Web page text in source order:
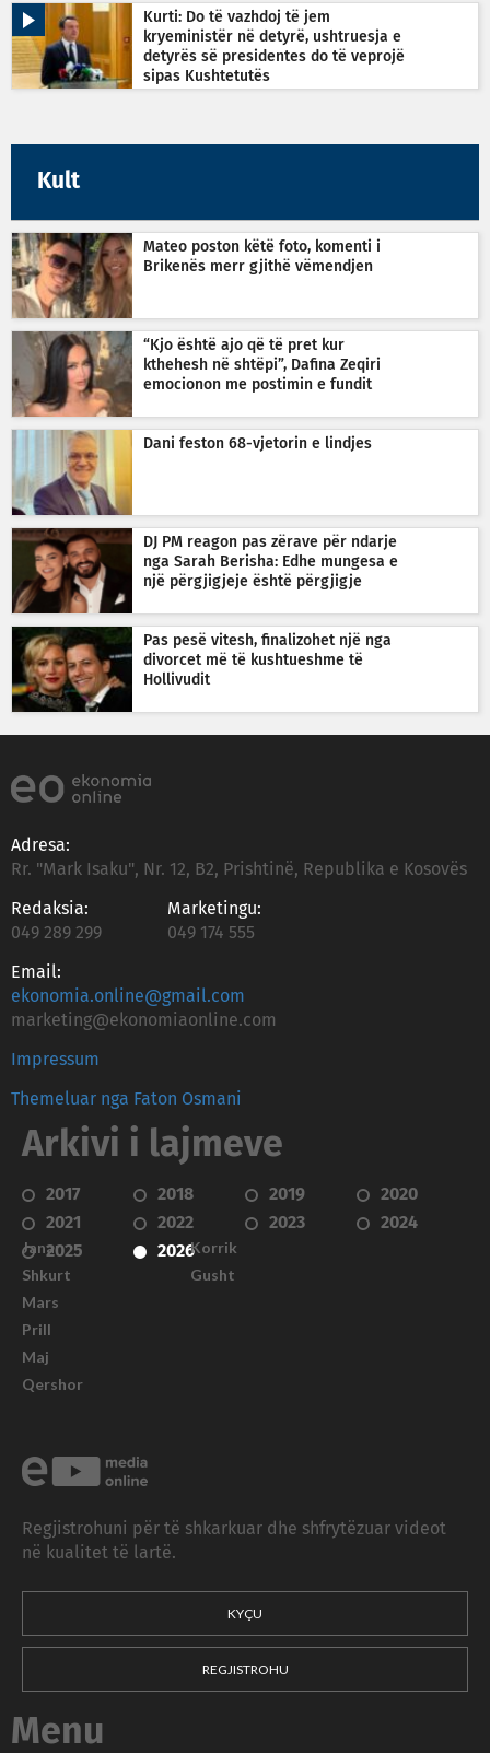
Kurti: Do të vazhdoj të jem
kryeministër në detyrë, ushtruesja e
detyrës së presidentes do të veprojë
sipas Kushtetutës
Kult
Mateo poston këtë foto, komenti i
Brikenës merr gjithë vëmendjen
“Kjo është ajo që të pret kur
kthehesh në shtëpi”, Dafina Zeqiri
emocionon me postimin e fundit
Dani feston 68-vjetorin e lindjes
DJ PM reagon pas zërave për ndarje
nga Sarah Berisha: Edhe mungesa e
një përgjigjeje është përgjigje
Pas pesë vitesh, finalizohet një nga
divorcet më të kushtueshme të
Hollivudit
Adresa:
Rr. "Mark Isaku", Nr. 12, B2, Prishtinë, Republika e Kosovës
Redaksia:
049 289 299
Marketingu:
049 174 555
Email:
ekonomia.online@gmail.com
marketing@ekonomiaonline.com
Impressum
Themeluar nga Faton Osmani
Arkivi i lajmeve
2017 2018 2019
2020
2021
2022 2023
2024
2025
2026
Janar
Shkurt
Mars
Prill
Maj
Qershor
Korrik
Gusht
Regjistrohuni për të shkarkuar dhe shfrytëzuar videot
në kualitet të lartë.
KYÇU
REGJISTROHU
Menu